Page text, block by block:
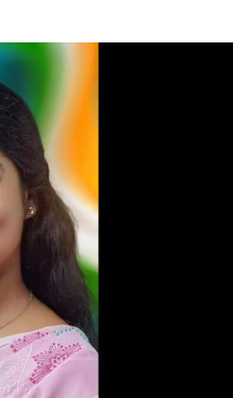
നിർമ്മാതാവ്
ആദ്യ നോവലാണ്
മാതൃ
പേപ്പർ പബ്ലിക്കയാണ്
മൻസൂർ പള്ളൂരുമായുള്ള
യു എ യിലുള്ള നിരവധി
പുന്നക്കൻ മുഹമ്മദ്
ഹബീബ് ഖാൻ, പി.
അബ്ദു ശിവപുരം
നാസർ ബേപ്പൂർ